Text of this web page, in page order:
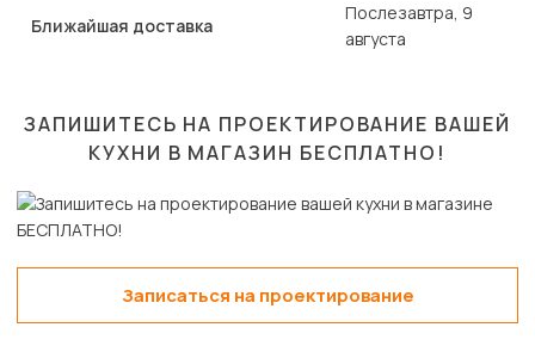
Ближайшая доставка
Послезавтра, 9
августа
ЗАПИШИТЕСЬ НА ПРОЕКТИРОВАНИЕ ВАШЕЙ
КУХНИ В МАГАЗИН БЕСПЛАТНО!
Записаться на проектирование